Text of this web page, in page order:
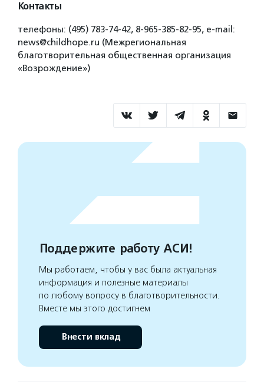
Контакты
телефоны: (495) 783-74-42, 8-965-385-82-95, e-mail:
news@childhope.ru (Межрегиональная
благотворительная общественная организация
«Возрождение»)
Поддержите работу АСИ!
Мы работаем, чтобы у вас была актуальная
информация и полезные материалы
по любому вопросу в благотворительности.
Вместе мы этого достигнем
Внести вклад